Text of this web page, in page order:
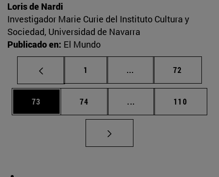
Loris de Nardi
Investigador Marie Curie del Instituto Cultura y
Sociedad, Universidad de Navarra
Publicado en: El Mundo
Página
1 ... Páginas intermedias
Página
72
Página
73 Página
74 ... Páginas intermedias
Página
110